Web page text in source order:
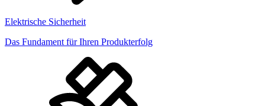
Elektrische Sicherheit
Das Fundament für Ihren Produkterfolg